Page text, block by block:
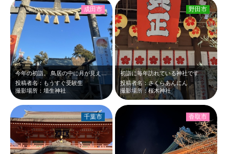
投稿者名：もうすぐ受験生
撮影場所：埴生神社
成田市
初詣に毎年訪れている神社です
投稿者名：さくらあんにん
撮影場所：桜木神社
野田市
千葉市 香取市